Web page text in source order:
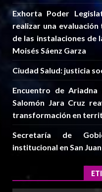
Exhorta Poder
realizar una
de las instalaciones de
Moisés Sáenz Garza
Ciudad Salud: justicia
Encuentro de
Salomón Jara Cruz
transformación en
Secretaría de
institucional en San